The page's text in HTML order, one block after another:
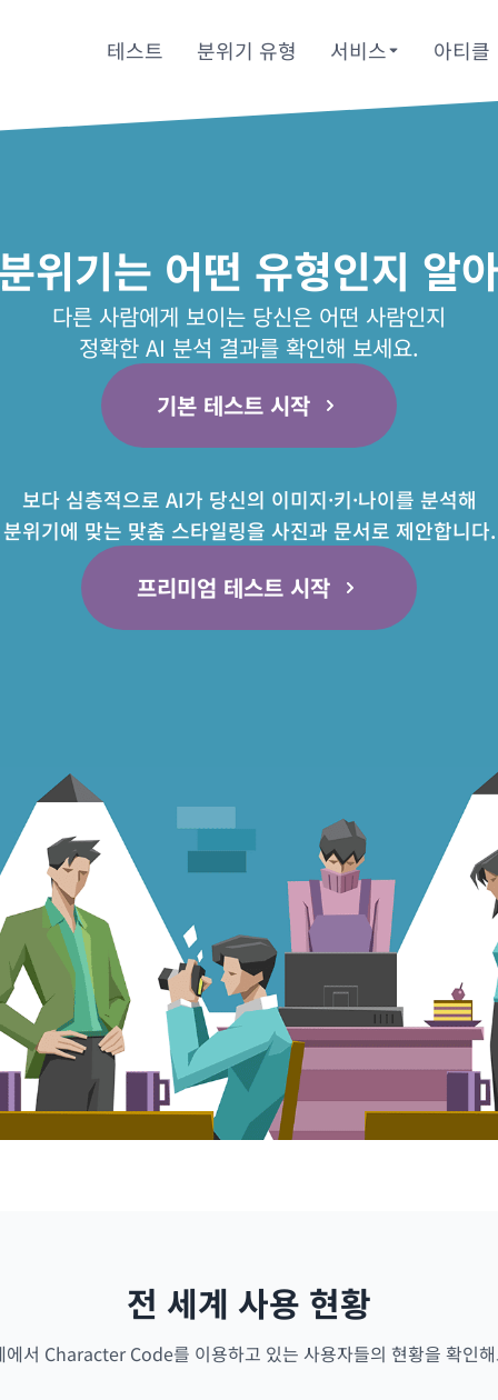
테스트 분위기 유형 서비스 아티클
위기는 어떤 유형인지 알
다른 사람에게 보이는 당신은 어떤 사람인지
정확한 AI 분석 결과를 확인해 보세요.
기본 테스트 시작
보다 심층적으로 AI가 당신의 이미지·키·나이를 분석해
분위기에 맞는 맞춤 스타일링을 사진과 문서로 제안합니다.
프리미엄 테스트 시작
전 세계 사용 현황
에서 Character Code를 이용하고 있는 사용자들의 현황을 확인